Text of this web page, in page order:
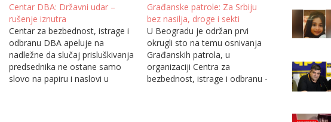
Centar DBA: Državni udar –
rušenje iznutra
Centar za bezbednost, istrage i
odbranu DBA apeluje na
nadležne da slučaj prisluškivanja
predsednika ne ostane samo
slovo na papiru i naslovi u
Građanske patrole: Za Srbiju
bez nasilja, droge i sekti
U Beogradu je održan prvi
okrugli sto na temu osnivanja
Građanskih patrola, u
organizaciji Centra za
bezbednost, istrage i odbranu -